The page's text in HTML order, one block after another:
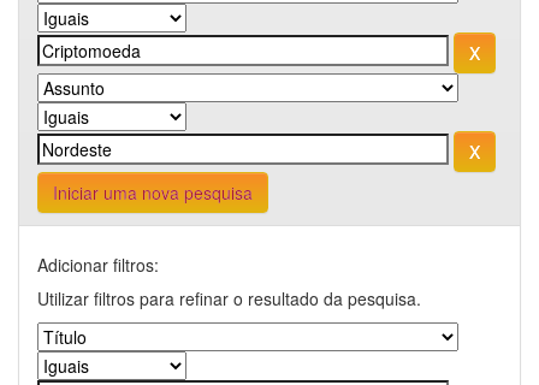
Iniciar uma nova pesquisa
Adicionar filtros:
Utilizar filtros para refinar o resultado da pesquisa.